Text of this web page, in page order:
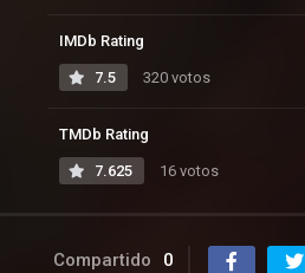
IMDb Rating
7.5 320 votos
TMDb Rating
7.625 16 votos
Compartido 0